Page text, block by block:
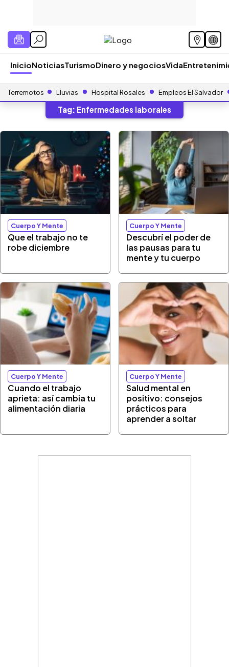
InicioNoticiasTurismoDinero y negociosVida
Terremotos Lluvias Hospital Rosales Empleos El Salvador
Tag: Enfermedades laborales
Cuerpo Y Mente
Que el trabajo no te
robe diciembre
Cuerpo Y Mente
Descubrí el poder de
las pausas para tu
mente y tu cuerpo
Cuerpo Y Mente
Cuando el trabajo
aprieta: así cambia tu
alimentación diaria
Cuerpo Y Mente
Salud mental en
positivo: consejos
prácticos para
aprender a soltar